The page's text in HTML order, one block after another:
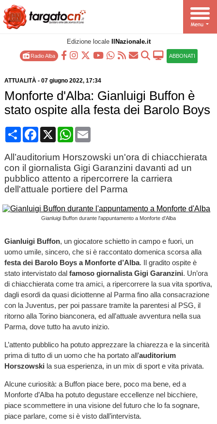
Edizione locale IlNazionale.it
Radio Alba ABBONATI
ATTUALITÀ- 07 giugno 2022, 17:34
Monforte d'Alba: Gianluigi Buffon è
stato ospite alla festa dei Barolo Boys
CondividiFacebook
X WhatsApp
Email
All’auditorium Horszowski un'ora di chiacchierata
con il giornalista Gigi Garanzini davanti ad un
pubblico attento a ripercorrere la carriera
dell'attuale portiere del Parma
Gianluigi Buffon durante l'appuntamento a Monforte d'Alba
Gianluigi Buffon, un giocatore schietto in campo e fuori, un
uomo umile, sincero, che si è raccontato domenica scorsa alla
festa dei Barolo Boys a Monforte d’Alba. Il gradito ospite è
stato intervistato dal famoso giornalista Gigi Garanzini. Un’ora
di chiacchierata come tra amici, a ripercorrere la sua vita sportiva,
dagli esordi da quasi diciottenne al Parma fino alla consacrazione
con la Juventus, per poi passare tramite la parentesi al PSG, il
ritorno alla Torino bianconera, ed all’attuale avventura nella sua
Parma, dove tutto ha avuto inizio.
L’attento pubblico ha potuto apprezzare la chiarezza e la sincerità
prima di tutto di un uomo che ha portato all’auditorium
Horszowski la sua esperienza, in un mix di sport e vita privata.
Alcune curiosità: a Buffon piace bere, poco ma bene, ed a
Monforte d’Alba ha potuto degustare eccellenze nel bicchiere,
piace scommettere in una visione del futuro che lo fa sognare,
piace parlare, come si è visto dall’intervista.